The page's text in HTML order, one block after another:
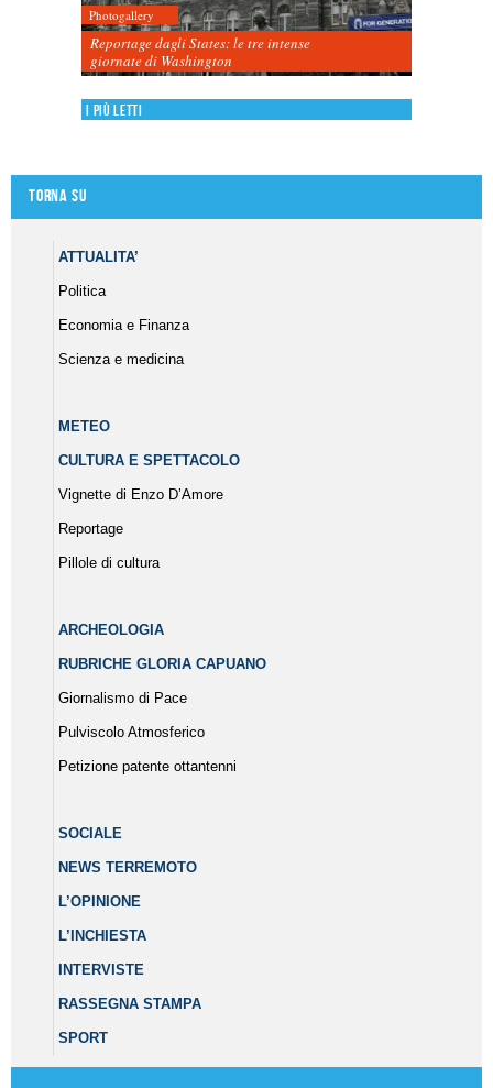
Photogallery
Reportage dagli States: le tre intense
giornate di Washington
I più letti
Torna su
ATTUALITA’
Politica
Economia e Finanza
Scienza e medicina
METEO
CULTURA E SPETTACOLO
Vignette di Enzo D’Amore
Reportage
Pillole di cultura
ARCHEOLOGIA
RUBRICHE GLORIA CAPUANO
Giornalismo di Pace
Pulviscolo Atmosferico
Petizione patente ottantenni
SOCIALE
NEWS TERREMOTO
L’OPINIONE
L’INCHIESTA
INTERVISTE
RASSEGNA STAMPA
SPORT